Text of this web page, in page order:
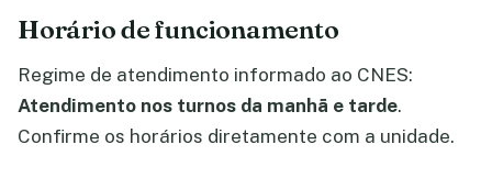
Horário de funcionamento
Regime de atendimento informado ao CNES:
Atendimento nos turnos da manhã e tarde.
Confirme os horários diretamente com a unidade.